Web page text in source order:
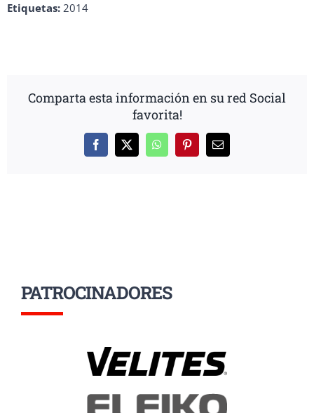
Etiquetas: 2014
Comparta esta información en su red Social
favorita!
Facebook
X WhatsAppPinterestCorreo
PATROCINADORES